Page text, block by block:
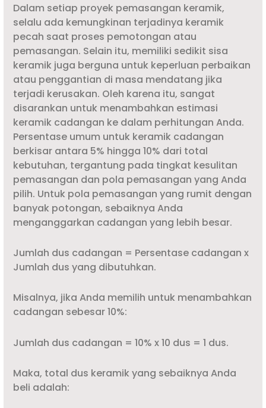
Dalam setiap proyek pemasangan keramik,
selalu ada kemungkinan terjadinya keramik
pecah saat proses pemotongan atau
pemasangan. Selain itu, memiliki sedikit sisa
keramik juga berguna untuk keperluan perbaikan
atau penggantian di masa mendatang jika
terjadi kerusakan. Oleh karena itu, sangat
disarankan untuk menambahkan estimasi
keramik cadangan ke dalam perhitungan Anda.
Persentase umum untuk keramik cadangan
berkisar antara 5% hingga 10% dari total
kebutuhan, tergantung pada tingkat kesulitan
pemasangan dan pola pemasangan yang Anda
pilih. Untuk pola pemasangan yang rumit dengan
banyak potongan, sebaiknya Anda
menganggarkan cadangan yang lebih besar.
Jumlah dus cadangan = Persentase cadangan x
Jumlah dus yang dibutuhkan.
Misalnya, jika Anda memilih untuk menambahkan
cadangan sebesar 10%:
Jumlah dus cadangan = 10% x 10 dus = 1 dus.
Maka, total dus keramik yang sebaiknya Anda
beli adalah: